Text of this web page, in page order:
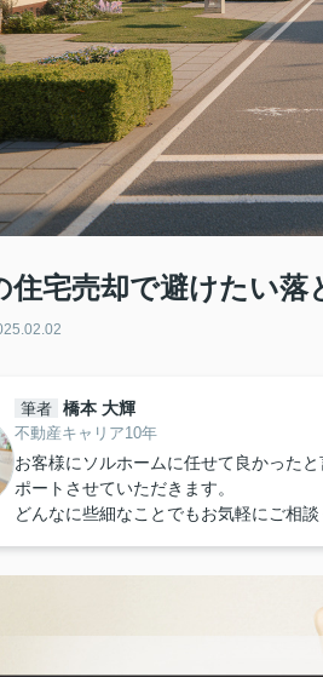
住宅売却で避けたい落
筆者 橋本 大輝
不動産キャリア10年
お客様にソルホームに任せて良かった
ポートさせていただきます。
どんなに些細なことでもお気軽にご相談